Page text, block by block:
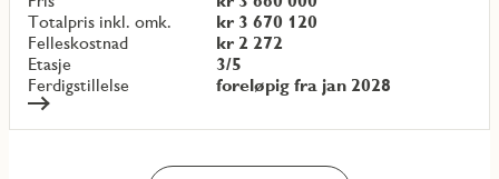
Totalpris inkl. omk.
kr 3 670 120
Felleskostnad
kr 2 272
Etasje
3/5
Ferdigstillelse
foreløpig fra jan 2028
{objectNumber}